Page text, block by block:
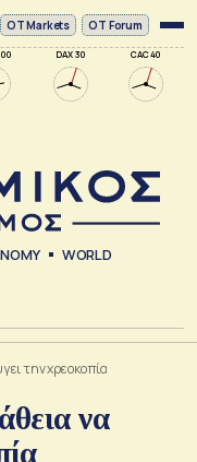
DAX 30 CAC 40
ΟΤ Markets OT Forum
WORLD
την χρεοκοπία
να